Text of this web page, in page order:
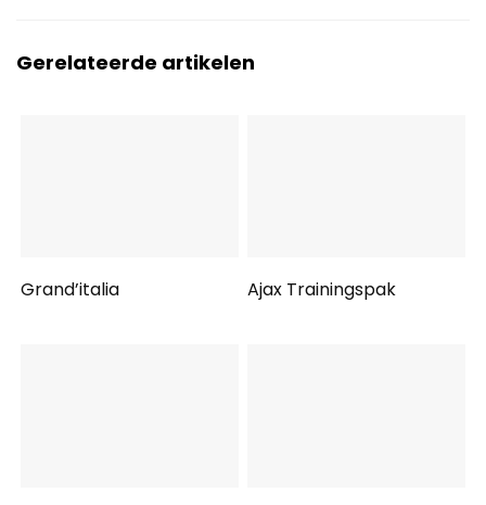
Gerelateerde artikelen
Grand’italia Ajax Trainingspak